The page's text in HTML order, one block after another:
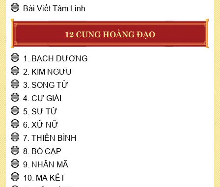
Bài Viết Tâm Linh
12 CUNG HOÀNG ĐẠO
1. BẠCH DƯƠNG
2. KIM NGƯU
3. SONG TỬ
4. CỰ GIẢI
5. SƯ TỬ
6. XỬ NỮ
7. THIÊN BÌNH
8. BÒ CẠP
9. NHÂN MÃ
10. MA KẾT